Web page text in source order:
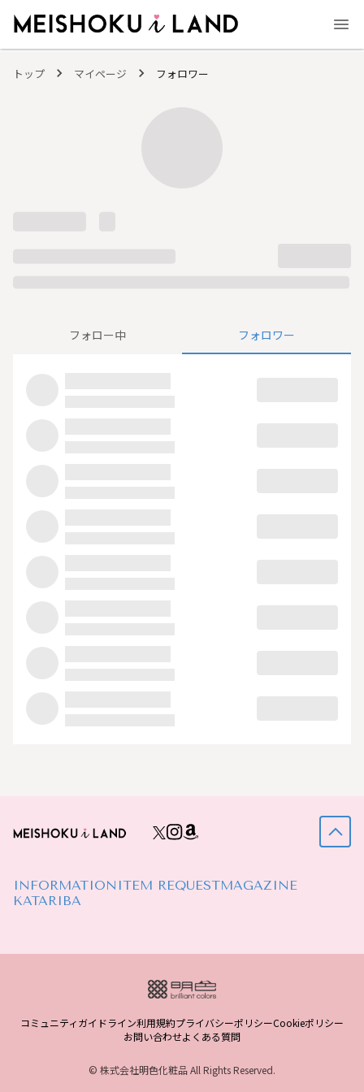
トップ マイページ フォロワー
フォロー中 フォロワー
INFORMATION ITEM REQUESTMAGAZINE
KATARIBA
コミュニティガイドライン利用規約プライバシーポリシーCookieポリシー
お問い合わせよくある質問
© 株式会社明色化粧品 All Rights Reserved.